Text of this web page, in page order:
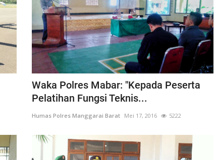
Waka Polres Mabar: "Kepada Peserta
Pelatihan Fungsi Teknis...
Humas Polres Manggarai Barat Mei 17, 2016 5222